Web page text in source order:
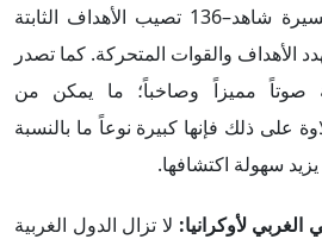
تشير إلى أن الطائرة المسيرة شاهد–136 تصيب الأهداف الثابتة
الأهداف والقوات المتحركة. كما تصدر
صوتاً مميزاً وصاخباً؛ ما يمكن من
على ذلك فإنها كبيرة نوعاً ما بالنسبة
سهولة اكتشافها.
لأوكرانيا: لا تزال الدول الغربية